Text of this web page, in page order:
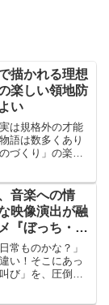
描かれる理想
楽しい領地防
い
は規格外の才能
語は数多くあり
づくり」の楽し
しい満足感で満
ろ...
音楽への情
映像演出が融
『ぼっち・
常ものかな？」
い！そこにあっ
び」を、圧倒的